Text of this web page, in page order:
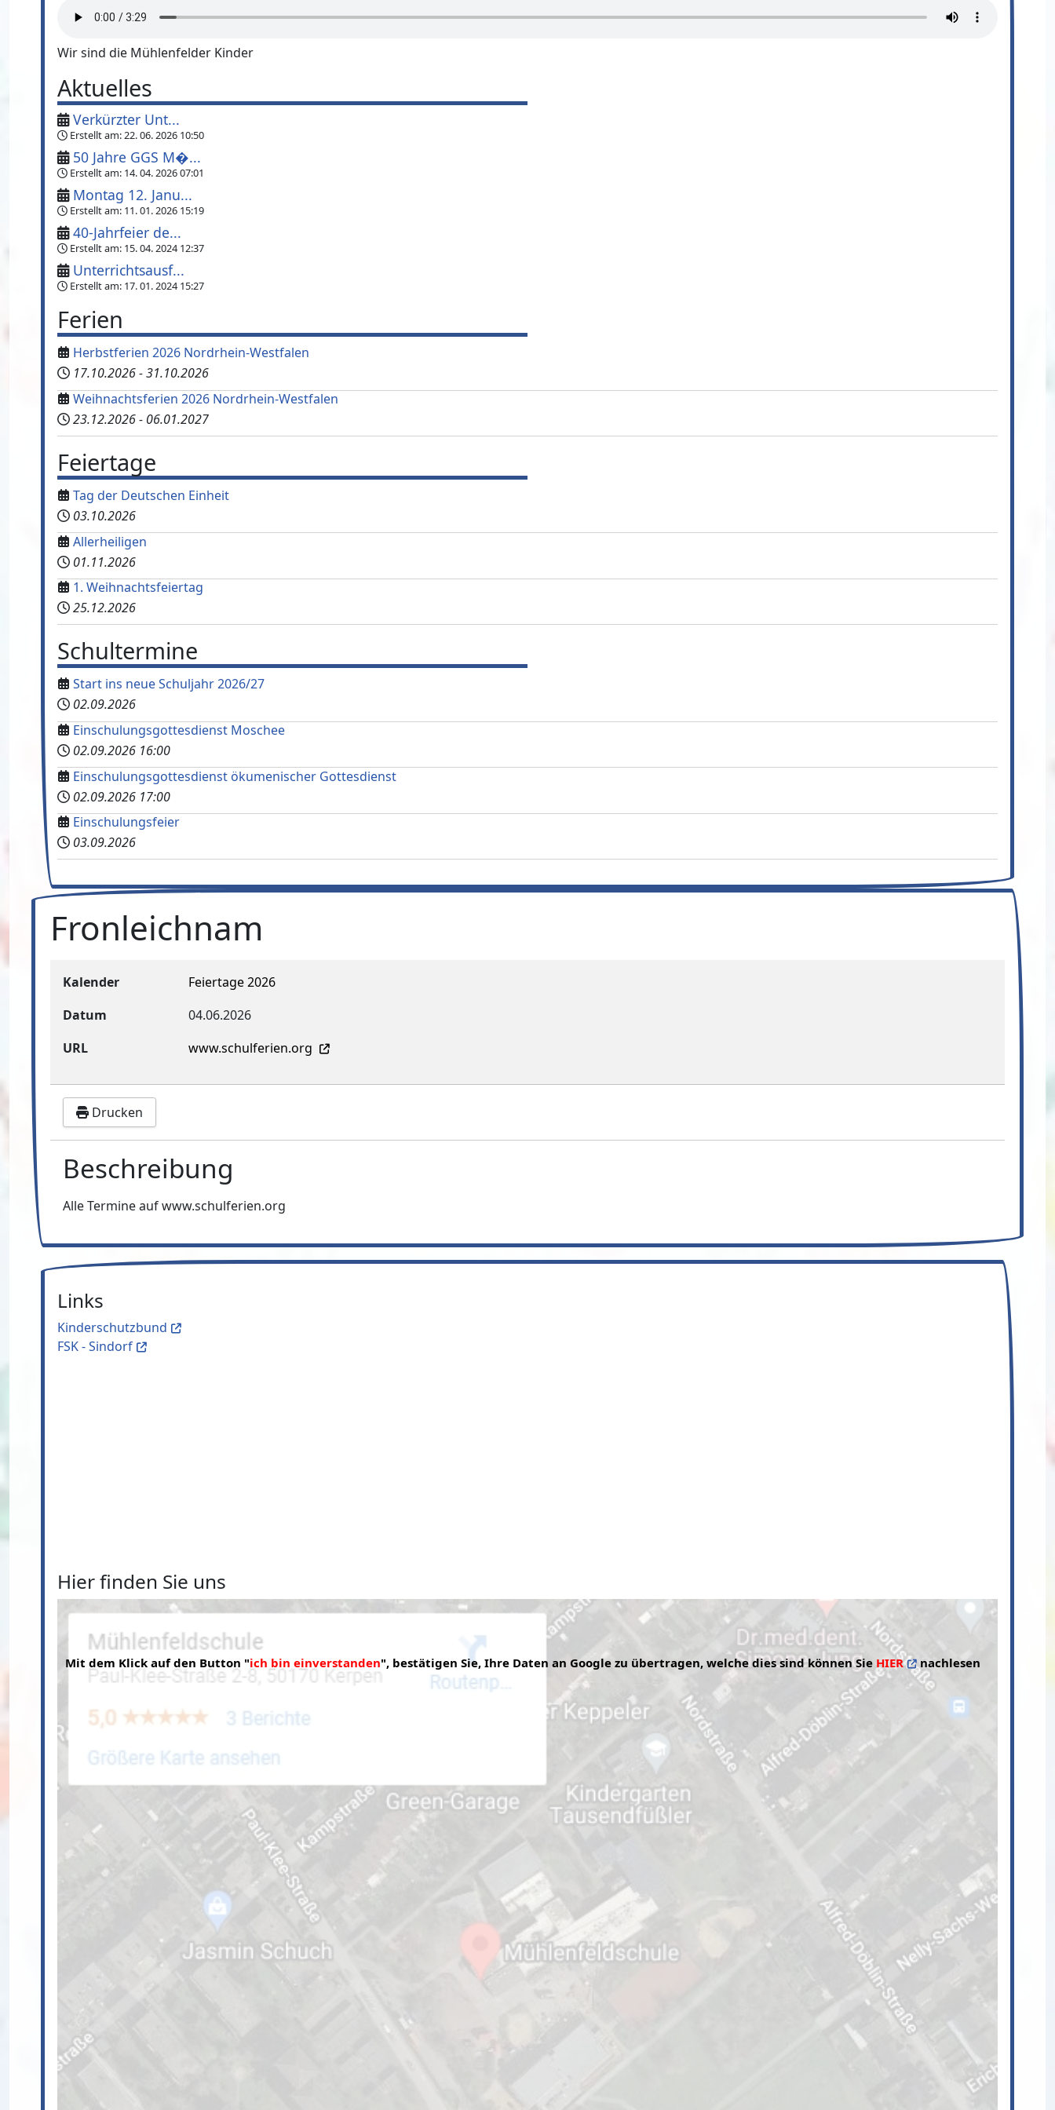
Wir sind die Mühlenfelder Kinder
Aktuelles
Verkürzter Unt...
Erstellt am:22. 06. 2026 10:50
50 Jahre GGS M�...
Erstellt am: 14. 04. 2026 07:01
Montag 12. Janu...
Erstellt am: 11. 01. 2026 15:19
40-Jahrfeier de...
Erstellt am: 15. 04. 2024 12:37
Unterrichtsausf...
Erstellt am: 17. 01. 2024 15:27
Ferien
Herbstferien 2026 Nordrhein-Westfalen
17.10.2026-31.10.2026
Weihnachtsferien 2026 Nordrhein-Westfalen
23.12.2026- 06.01.2027
Feiertage
Tag der Deutschen Einheit
03.10.2026
Allerheiligen
01.11.2026
1. Weihnachtsfeiertag
25.12.2026
Schultermine
Start ins neue Schuljahr 2026/27
02.09.2026
Einschulungsgottesdienst Moschee
02.09.2026 16:00
Einschulungsgottesdienst ökumenischer Gottesdienst
02.09.2026 17:00
Einschulungsfeier
03.09.2026
Fronleichnam
Kalender
Feiertage 2026
Datum
04.06.2026
URL
www.schulferien.org
Drucken
Beschreibung
Alle Termine auf www.schulferien.org
Links
Kinderschutzbund
FSK - Sindorf
Hier finden Sie uns
Mit dem Klick auf den Button "ich bin einverstanden", bestätigen Sie, Ihre Daten an Google zu übertragen, welche dies sind können Sie HIER nachlesen